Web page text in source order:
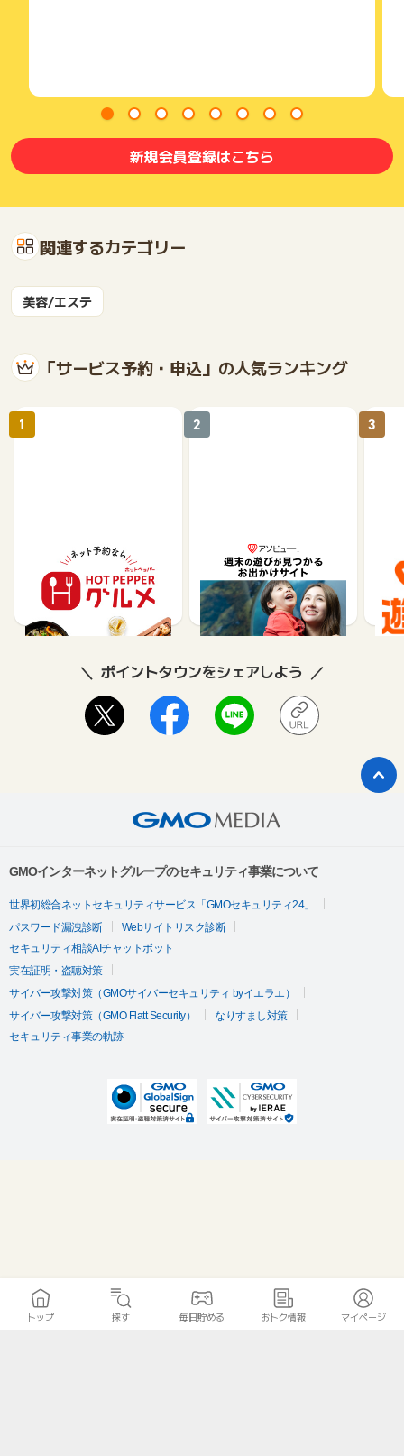
新規会員登録はこちら
関連するカテゴリー
美容/エステ
「サービス予約・申込」の人気ランキング
【ホットペッパーグル
メ】レストラン予約
85
1
遊び予約／レジャーチケ
ット購入サイト「アソビ
ュー！」
1.5%
2 3
ポイントタウンをシェアしよう
GMOインターネットグループのセキュリティ事業について
世界初総合ネットセキュリティサービス「GMOセキュリティ24」
パスワード漏洩診断
Webサイトリスク診断
セキュリティ相談AIチャットボット
実在証明・盗聴対策
サイバー攻撃対策（GMOサイバーセキュリティ byイエラエ）
サイバー攻撃対策（GMO Flatt Security）
なりすまし対策
セキュリティ事業の軌跡
トップ 探す 毎日貯める おトク情報 マイページ